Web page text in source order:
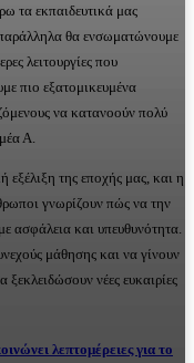
τα εκπαιδευτικά μας
θα ενσωματώνουμε
λειτουργίες που
πιο εξατομικευμένα
να κατανοούν πολύ
Α.
της εποχής μας, και η
γνωρίζουν πώς να την
ασφάλεια και υπευθυνότητα.
μάθησης και να γίνουν
ξεκλειδώσουν νέες ευκαιρίες
λεπτομέρειες για το